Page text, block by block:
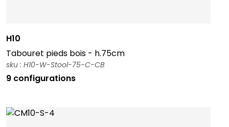
H10
Tabouret pieds bois - h.75cm
sku : H10-W-Stool-75-C-CB
9 configurations